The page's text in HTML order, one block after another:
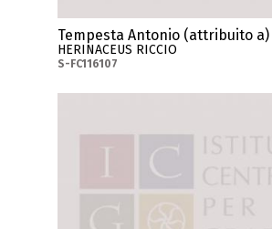
Tempesta Antonio (attribuito a)
HERINACEUS RICCIO
S-FC116107